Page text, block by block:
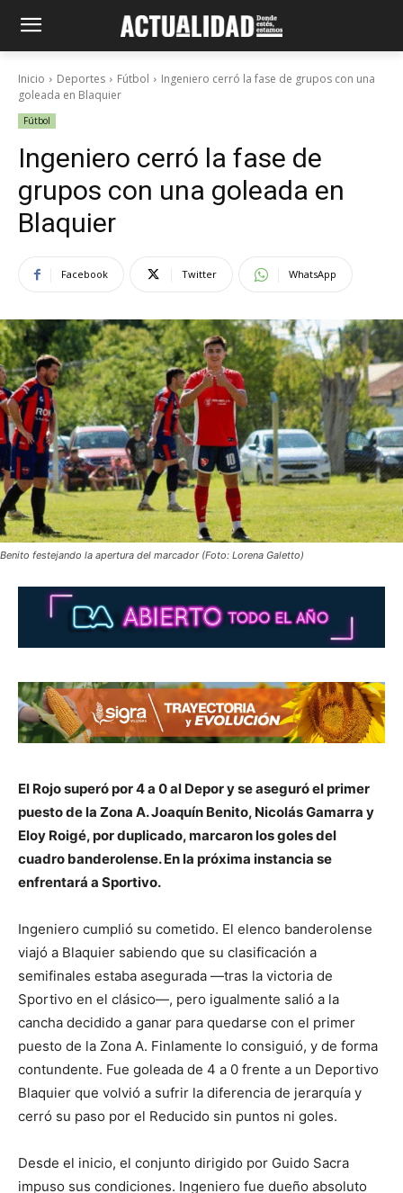
Inicio Deportes Fútbol
Ingeniero cerró la fase de grupos con una
goleada en Blaquier
Fútbol
Ingeniero cerró la fase de
grupos con una goleada en
Blaquier
Facebook Twitter WhatsApp
Benito festejando la apertura del marcador (Foto: Lorena Galetto)
El Rojo superó por 4 a 0 al Depor y se aseguró el primer
puesto de la Zona A. Joaquín Benito, Nicolás Gamarra y
Eloy Roigé, por duplicado, marcaron los goles del
cuadro banderolense. En la próxima instancia se
enfrentará a Sportivo.
Ingeniero cumplió su cometido. El elenco banderolense
viajó a Blaquier sabiendo que su clasificación a
semifinales estaba asegurada —tras la victoria de
Sportivo en el clásico—, pero igualmente salió a la
cancha decidido a ganar para quedarse con el primer
puesto de la Zona A. Finlamente lo consiguió, y de forma
contundente. Fue goleada de 4 a 0 frente a un Deportivo
Blaquier que volvió a sufrir la diferencia de jerarquía y
cerró su paso por el Reducido sin puntos ni goles.
Desde el inicio, el conjunto dirigido por Guido Sacra
impuso sus condiciones. Ingeniero fue dueño absoluto